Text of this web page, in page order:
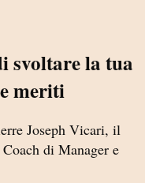
svoltare la tua
meriti
Joseph Vicari, il
di Manager e